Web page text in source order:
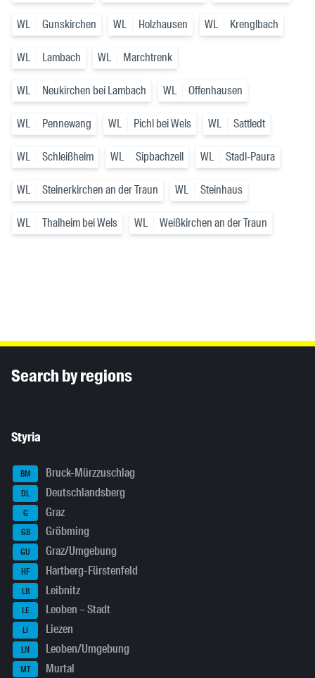
WL Gunskirchen WL Holzhausen WL Krenglbach
WL Lambach WL Marchtrenk
WL Neukirchen bei Lambach WL Offenhausen
WL Pennewang WL Pichl bei Wels WL Sattledt
WL Schleißheim WL Sipbachzell WL Stadl-Paura
WL Steinerkirchen an der Traun WL Steinhaus
WL Thalheim bei Wels WL Weißkirchen an der Traun
Search by regions
Styria
BM Bruck-Mürzzuschlag
DL Deutschlandsberg
G Graz
GB Gröbming
GU Graz/Umgebung
HF Hartberg-Fürstenfeld
LB Leibnitz
LE Leoben – Stadt
LI Liezen
LN Leoben/Umgebung
MT Murtal